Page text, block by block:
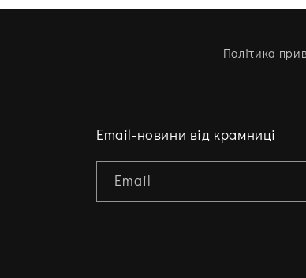
Політика
Email-новини від крамниці
Email